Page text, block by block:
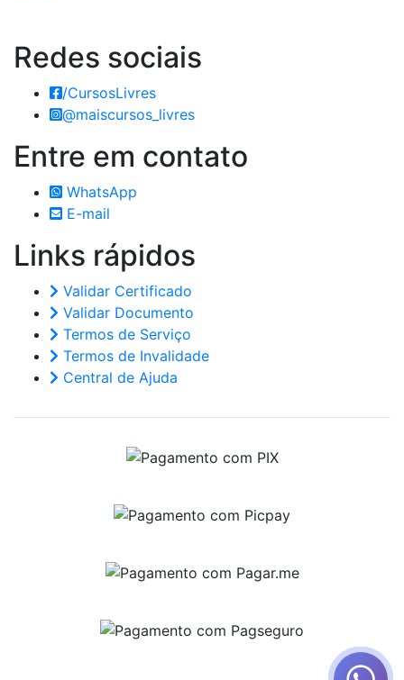
Redes sociais
/CursosLivres
@maiscursos_livres
Entre em contato
WhatsApp
E-mail
Links rápidos
Validar Certificado
Validar Documento
Termos de Serviço
Termos de Invalidade
Central de Ajuda